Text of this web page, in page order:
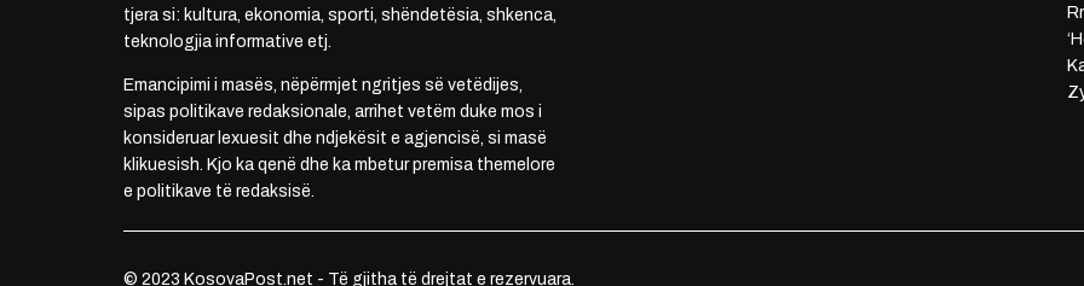
tjera si: kultura, ekonomia, sporti, shëndetësia, shkenca,
teknologjia informative etj.
Emancipimi i masës, nëpërmjet ngritjes së vetëdijes,
sipas politikave redaksionale, arrihet vetëm duke mos i
konsideruar lexuesit dhe ndjekësit e agjencisë, si masë
klikuesish. Kjo ka qenë dhe ka mbetur premisa themelore
e politikave të redaksisë.
© 2023 KosovaPost.net - Të gjitha të drejtat e rezervuara.